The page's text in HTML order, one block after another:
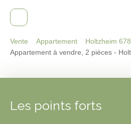
Vente Appartement
Holtzheim
Appartement à vendre, 2 pièces -
Les points forts